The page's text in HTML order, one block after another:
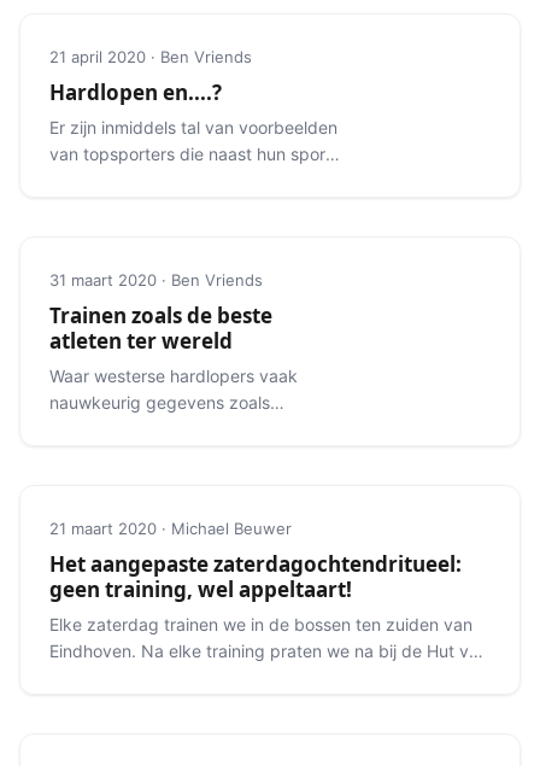
21 april 2020 · Ben Vriends
Hardlopen en....?
Er zijn inmiddels tal van voorbeelden
van topsporters die naast hun sport
31 maart 2020 · Ben Vriends
Trainen zoals de beste
atleten ter wereld
Waar westerse hardlopers vaak
nauwkeurig gegevens zoals
21 maart 2020 · Michael Beuwer
Het aangepaste zaterdagochtendritueel:
geen training, wel appeltaart!
Elke zaterdag trainen we in de bossen ten zuiden van
Eindhoven. Na elke training praten we na bij de Hut van